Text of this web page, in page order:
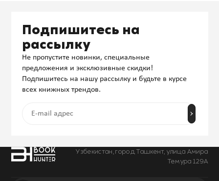
Узбекистан, город Ташкент, улица Амира
Темура 129А
Подпишитесь на
рассылку
Не пропустите новинки, специальные
предложения и эксклюзивные скидки!
Подпишитесь на нашу рассылку и будьте в курсе
всех книжных трендов.